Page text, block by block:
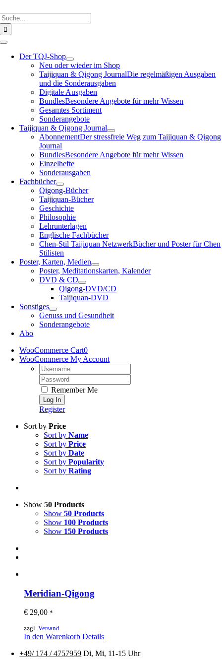
to
content
Toggle
NavigationDer TQJ-Shop
Neu oder wieder im Shop
Taijiquan & Qigong JournalDie regelmäßigen Ausgaben
und die Sonderausgaben
Digitale Ausgaben
BundlesBesondere Angebote für mehr Wissen
Gesamtes Sortiment
Sonderangebote
Taijiquan & Qigong Journal
AbonnementDer stressfreie Weg zum Taijiquan & Qigong
Journal
BundlesBesondere Angebote für mehr Wissen
Einzelhefte
Sonderausgaben
Fachbücher
Qigong-Bücher
Taijiquan-Bücher
Geschichte
Philosophie
Lehrunterlagen
Englische Fachbücher
Chen-Stil Taijiquan NetzwerkBücher und Poster für Chen
Stilisten
Poster, Karten, Medien
Poster, Meditationskarten, Kalender
DVD & CD
Qigong-DVD/CD
Taijiquan-DVD
Sonstiges
Genuss und Gesundheit
Sonderangebote
Abo
WooCommerce Cart0
WooCommerce My Account
Username:
Password:
Remember Me
Register
Sort by Price
Sort by Name
Sort by Price
Sort by Date
Sort by Popularity
Sort by Rating
Show 50 Products
Show 50 Products
Show 100 Products
Show 150 Products
Meridian-Qigong
€ 29,00 *
zzgl. Versand
In den Warenkorb Details
+49/ 174 / 4757959 Di, Mi, 11-15 Uhr